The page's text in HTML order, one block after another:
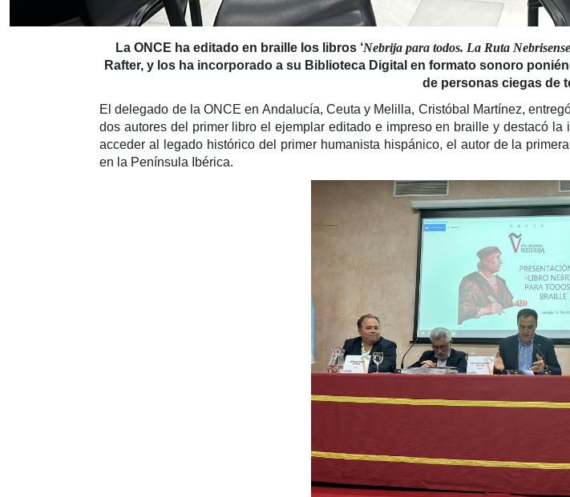
La ONCE ha editado en braille los libros ‘Nebrija para todos. La Ruta Nebrisense
Rafter, y los ha incorporado a su Biblioteca Digital en formato sonoro
de personas ciegas de
El delegado de la ONCE en Andalucía, Ceuta y Melilla, Cristóbal Martínez,
dos autores del primer libro el ejemplar editado e impreso en braille y destacó
acceder al legado histórico del primer humanista hispánico, el autor de la
en la Península Ibérica.